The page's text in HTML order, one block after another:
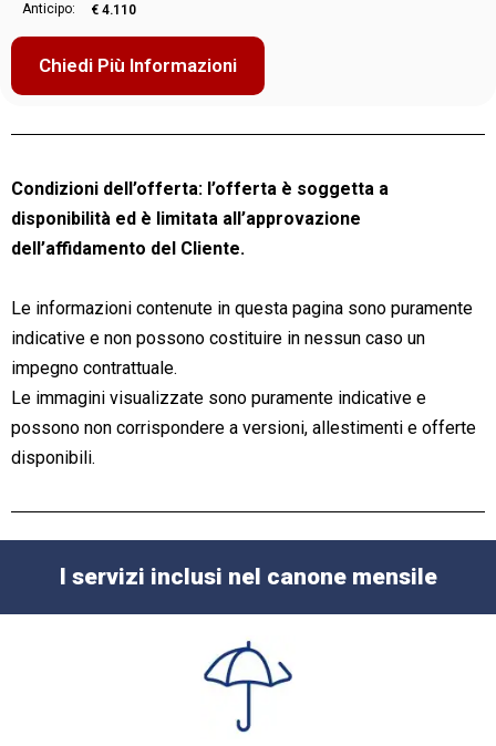
Anticipo:
€ 4.110
Chiedi Più Informazioni
Condizioni dell’offerta: l’offerta è soggetta a
disponibilità ed è limitata all’approvazione
dell’affidamento del Cliente.
Le informazioni contenute in questa pagina sono puramente
indicative e non possono costituire in nessun caso un
impegno contrattuale.
Le immagini visualizzate sono puramente indicative e
possono non corrispondere a versioni, allestimenti e offerte
disponibili.
I servizi inclusi nel canone mensile